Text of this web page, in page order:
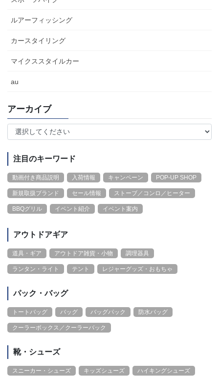
ルアーフィッシング
カースタイリング
マイクススタイルカー
au
アーカイブ
注目のキーワード
動画付き商品説明 入荷情報 キャンペーン POP-UP SHOP
新規取扱ブランド セール情報 ストーブ／コンロ／ヒーター
BBQグリル イベント紹介 イベント案内
アウトドアギア
道具・ギア アウトドア雑貨・小物 調理器具
ランタン・ライト テント レジャーグッズ・おもちゃ
パック・バッグ
トートバッグ バッグ バッグパック 防水バッグ
クーラーボックス／クーラーバック
靴・シューズ
スニーカー・シューズ キッズシューズ ハイキングシューズ